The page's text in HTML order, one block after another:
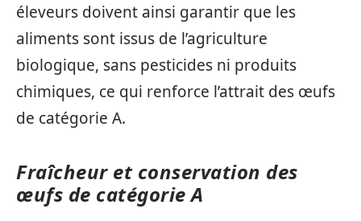
éleveurs doivent ainsi garantir que les
aliments sont issus de l’agriculture
biologique, sans pesticides ni produits
chimiques, ce qui renforce l’attrait des œufs
de catégorie A.
Fraîcheur et conservation des
œufs de catégorie A